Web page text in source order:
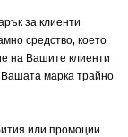
за клиенти
средство, което
на Вашите клиенти
Вашата марка трайно
или промоции